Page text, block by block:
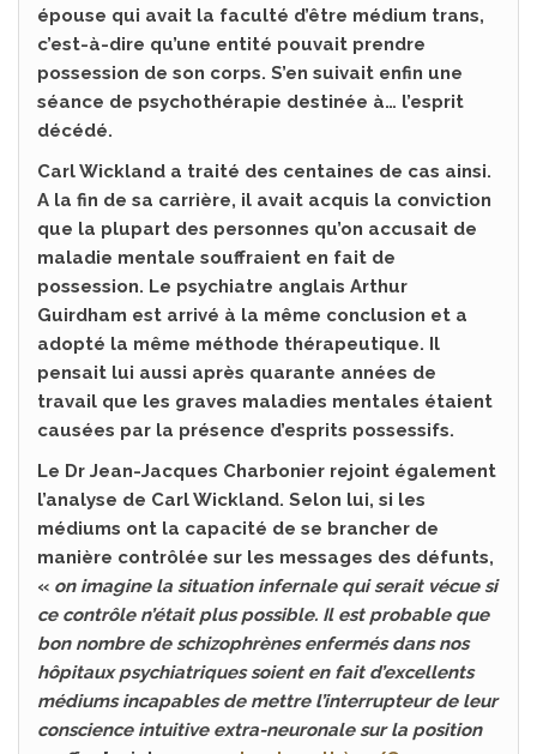
épouse qui avait la faculté d’être médium trans,
c’est-à-dire qu’une entité pouvait prendre
possession de son corps. S’en suivait enfin une
séance de psychothérapie destinée à… l’esprit
décédé.
Carl Wickland a traité des centaines de cas ainsi.
A la fin de sa carrière, il avait acquis la conviction
que la plupart des personnes qu’on accusait de
maladie mentale souffraient en fait de
possession. Le psychiatre anglais Arthur
Guirdham est arrivé à la même conclusion et a
adopté la même méthode thérapeutique. Il
pensait lui aussi après quarante années de
travail que les graves maladies mentales étaient
causées par la présence d’esprits possessifs.
Le Dr Jean-Jacques Charbonier rejoint également
l’analyse de Carl Wickland. Selon lui, si les
médiums ont la capacité de se brancher de
manière contrôlée sur les messages des défunts,
« on imagine la situation infernale qui serait vécue si
ce contrôle n’était plus possible. Il est probable que
bon nombre de schizophrènes enfermés dans nos
hôpitaux psychiatriques soient en fait d’excellents
médiums incapables de mettre l’interrupteur de leur
conscience intuitive extra-neuronale sur la position